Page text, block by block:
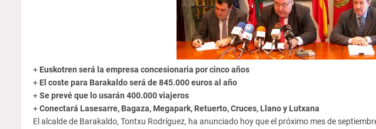
+ Euskotren será la empresa concesionaria por cinco años
+ El coste para Barakaldo será de 845.000 euros al año
+Se prevé que lo usarán 400.000 viajeros
+Conectará Lasesarre, Bagaza, Megapark, Retuerto, Cruces, Llano y Lutxana
El alcalde de Barakaldo, Tontxu Rodríguez, ha anunciado hoy que el próximo mes de